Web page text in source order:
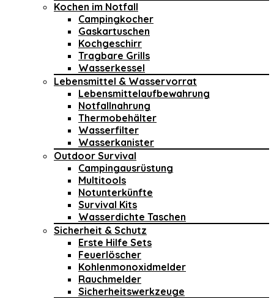
Kochen im Notfall
Campingkocher
Gaskartuschen
Kochgeschirr
Tragbare Grills
Wasserkessel
Lebensmittel & Wasservorrat
Lebensmittelaufbewahrung
Notfallnahrung
Thermobehälter
Wasserfilter
Wasserkanister
Outdoor Survival
Campingausrüstung
Multitools
Notunterkünfte
Survival Kits
Wasserdichte Taschen
Sicherheit & Schutz
Erste Hilfe Sets
Feuerlöscher
Kohlenmonoxidmelder
Rauchmelder
Sicherheitswerkzeuge